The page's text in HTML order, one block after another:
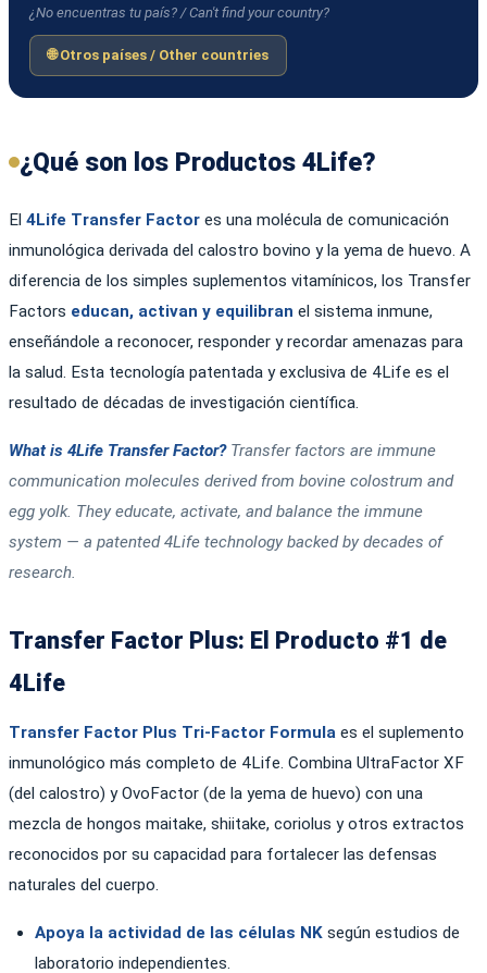
¿No encuentras tu país? / Can't find your country?
🌐 Otros países / Other countries
¿Qué son los Productos 4Life?
El 4Life Transfer Factor es una molécula de comunicación
inmunológica derivada del calostro bovino y la yema de huevo. A
diferencia de los simples suplementos vitamínicos, los Transfer
Factors educan, activan y equilibran el sistema inmune,
enseñándole a reconocer, responder y recordar amenazas para
la salud. Esta tecnología patentada y exclusiva de 4Life es el
resultado de décadas de investigación científica.
What is 4Life Transfer Factor?Transfer factors are immune
communication molecules derived from bovine colostrum and
egg yolk. They educate, activate, and balance the immune
system — a patented 4Life technology backed by decades of
research.
Transfer Factor Plus: El Producto #1 de
4Life
Transfer Factor Plus Tri-Factor Formula es el suplemento
inmunológico más completo de 4Life. Combina UltraFactor XF
(del calostro) y OvoFactor (de la yema de huevo) con una
mezcla de hongos maitake, shiitake, coriolus y otros extractos
reconocidos por su capacidad para fortalecer las defensas
naturales del cuerpo.
Apoya la actividad de las células NK según estudios de
laboratorio independientes.